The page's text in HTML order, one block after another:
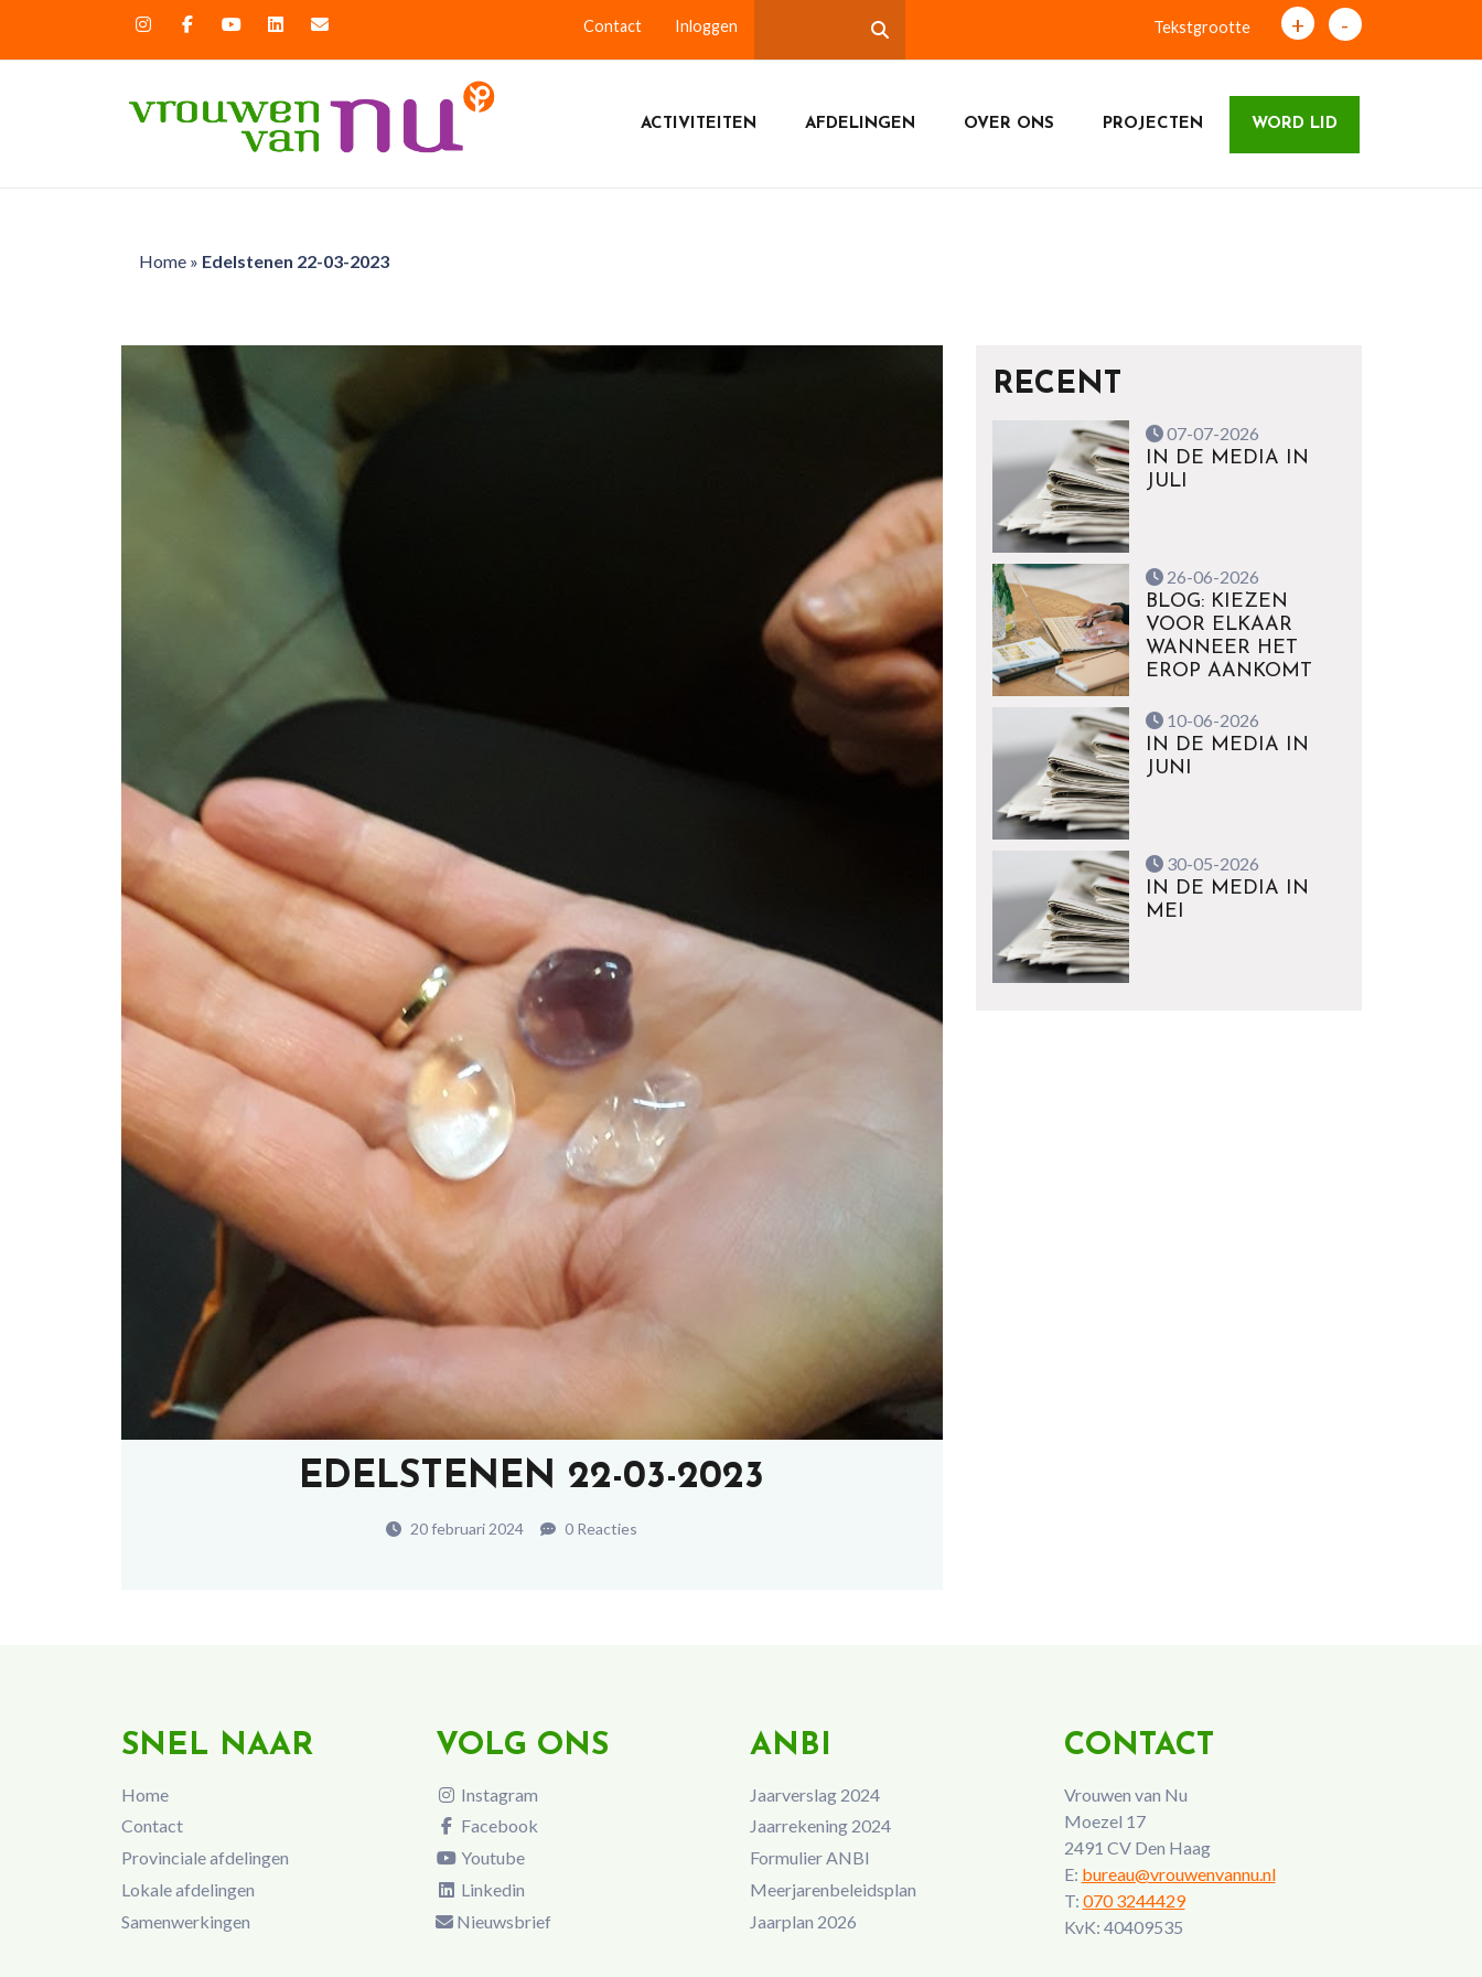
Contact Inloggen Tekstgrootte + -
ACTIVITEITEN AFDELINGEN OVER ONS PROJECTEN WORD LID
Home» Edelstenen 22-03-2023
EDELSTENEN 22-03-2023
20 februari 2024 0 Reacties
RECENT
07-07-2026
IN DE MEDIA IN
JULI
26-06-2026
BLOG: KIEZEN
VOOR ELKAAR
WANNEER HET
EROP AANKOMT
10-06-2026
IN DE MEDIA IN
JUNI
30-05-2026
IN DE MEDIA IN
MEI
SNEL NAAR
Home
Contact
Provinciale afdelingen
Lokale afdelingen
Samenwerkingen
VOLG ONS
Instagram
Facebook
Youtube
Linkedin
Nieuwsbrief
ANBI
Jaarverslag 2024
Jaarrekening 2024
Formulier ANBI
Meerjarenbeleidsplan
Jaarplan 2026
CONTACT
Vrouwen van Nu
Moezel 17
2491 CV Den Haag
E: bureau@vrouwenvannu.nl
T: 070 3244429
KvK: 40409535